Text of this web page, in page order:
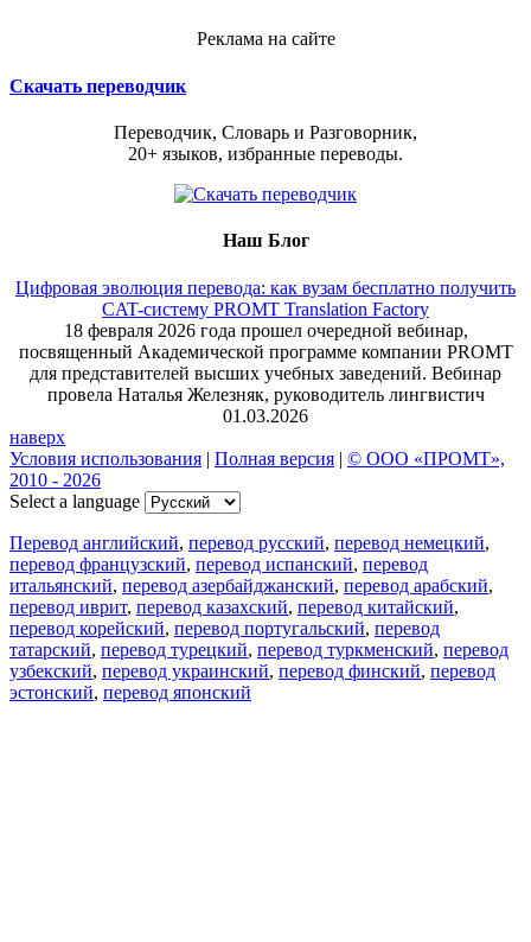
Реклама на сайте
Скачать переводчик
Переводчик, Словарь и Разговорник,
20+ языков, избранные переводы.
Наш Блог
Цифровая эволюция перевода: как вузам бесплатно получить
CAT-систему PROMT Translation Factory
18 февраля 2026 года прошел очередной вебинар,
посвященный Академической программе компании PROMT
для представителей высших учебных заведений. Вебинар
провела Наталья Железняк, руководитель лингвистич
01.03.2026
наверх
Условия использования | Полная версия | © ООО «ПРОМТ»,
2010 - 2026
Select a language
Перевод английский, перевод русский, перевод немецкий,
перевод французский, перевод испанский, перевод
итальянский, перевод азербайджанский, перевод арабский,
перевод иврит, перевод казахский, перевод китайский,
перевод корейский, перевод португальский, перевод
татарский, перевод турецкий, перевод туркменский, перевод
узбекский, перевод украинский, перевод финский, перевод
эстонский, перевод японский